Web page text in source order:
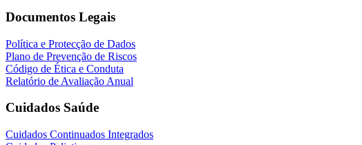
Documentos Legais
Política e Protecção de Dados
Plano de Prevenção de Riscos
Código de Ética e Conduta
Relatório de Avaliação Anual
Cuidados Saúde
Cuidados Continuados Integrados